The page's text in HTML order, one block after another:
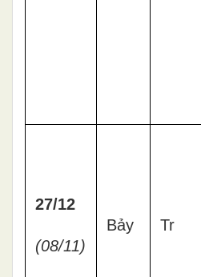
27/12
(08/11)
Bảy Tr